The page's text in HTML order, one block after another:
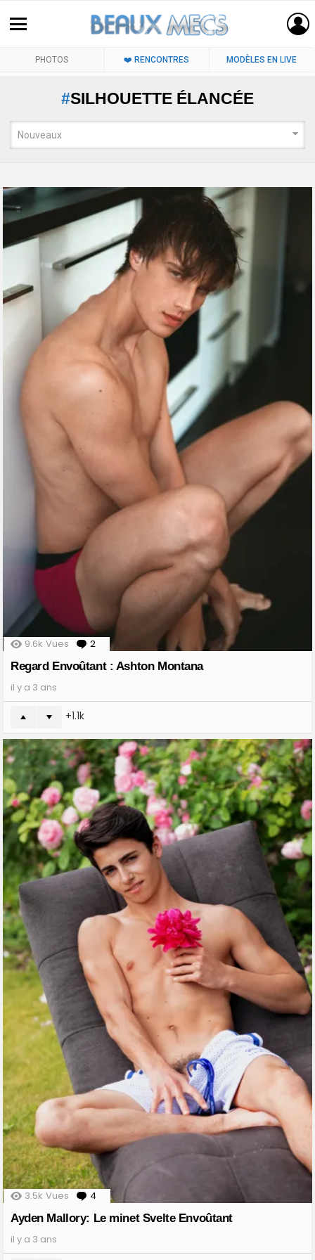
PHOTOS ❤️ RENCONTRES MODÈLES EN LIVE
SILHOUETTE ÉLANCÉE
STORIES
9.6k Vues 2
Comments
Regard Envoûtant : Ashton Montana
il y a 3 ans
1.1k
3.5k Vues 4
Comments
Ayden Mallory: Le minet Svelte Envoûtant
il y a 3 ans